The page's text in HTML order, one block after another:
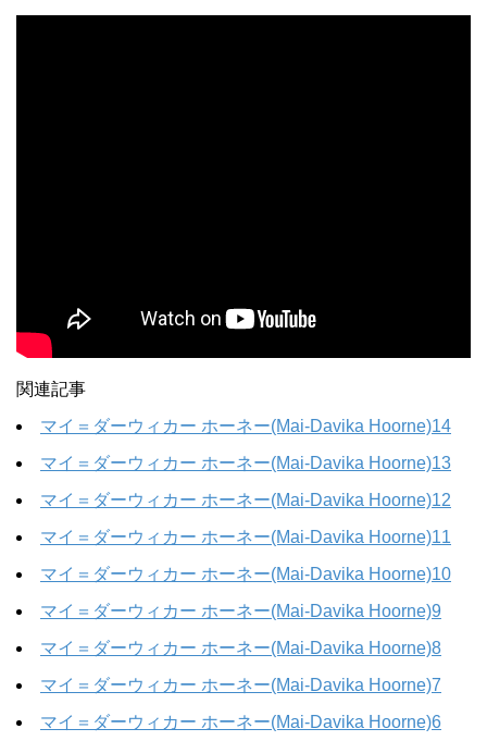
関連記事
マイ＝ダーウィカー ホーネー(Mai-Davika Hoorne)14
マイ＝ダーウィカー ホーネー(Mai-Davika Hoorne)13
マイ＝ダーウィカー ホーネー(Mai-Davika Hoorne)12
マイ＝ダーウィカー ホーネー(Mai-Davika Hoorne)11
マイ＝ダーウィカー ホーネー(Mai-Davika Hoorne)10
マイ＝ダーウィカー ホーネー(Mai-Davika Hoorne)9
マイ＝ダーウィカー ホーネー(Mai-Davika Hoorne)8
マイ＝ダーウィカー ホーネー(Mai-Davika Hoorne)7
マイ＝ダーウィカー ホーネー(Mai-Davika Hoorne)6